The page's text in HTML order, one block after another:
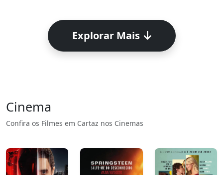
Explorar Mais
Cinema
Confira os Filmes em Cartaz nos Cinemas